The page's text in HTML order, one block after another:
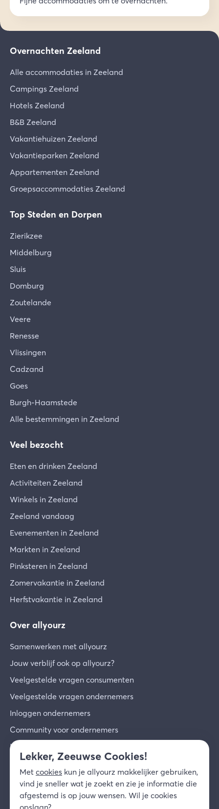
Overnachten Zeeland
Alle accommodaties in Zeeland
Campings Zeeland
Hotels Zeeland
B&B Zeeland
Vakantiehuizen Zeeland
Vakantieparken Zeeland
Appartementen Zeeland
Groepsaccommodaties Zeeland
Top Steden en Dorpen
Zierikzee
Middelburg
Sluis
Domburg
Zoutelande
Veere
Renesse
Vlissingen
Cadzand
Goes
Burgh-Haamstede
Alle bestemmingen in Zeeland
Veel bezocht
Eten en drinken Zeeland
Activiteiten Zeeland
Winkels in Zeeland
Zeeland vandaag
Evenementen in Zeeland
Markten in Zeeland
Pinksteren in Zeeland
Zomervakantie in Zeeland
Herfstvakantie in Zeeland
Over allyourz
Samenwerken met allyourz
Jouw verblijf ook op allyourz?
Veelgestelde vragen consumenten
Veelgestelde vragen ondernemers
Inloggen ondernemers
Community voor ondernemers
Inschrijven voor de nieuwsbrief
Over ons
Contact
© 2026 allyourz b.v.
Lekker, Zeeuwse Cookies!
Met cookies kun je allyourz makkelijker gebruiken,
vind je sneller wat je zoekt en zie je informatie die
afgestemd is op jouw wensen. Wil je cookies
opslaan?